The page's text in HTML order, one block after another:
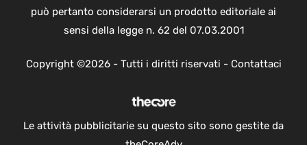
può pertanto considerarsi un prodotto editoriale ai
sensi della legge n. 62 del 07.03.2001
Copyright ©2026 - Tutti i diritti riservati - Contattaci
Le attività pubblicitarie su questo sito sono gestite da